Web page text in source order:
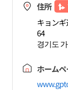
住所
キョン
64
경기도
ホーム